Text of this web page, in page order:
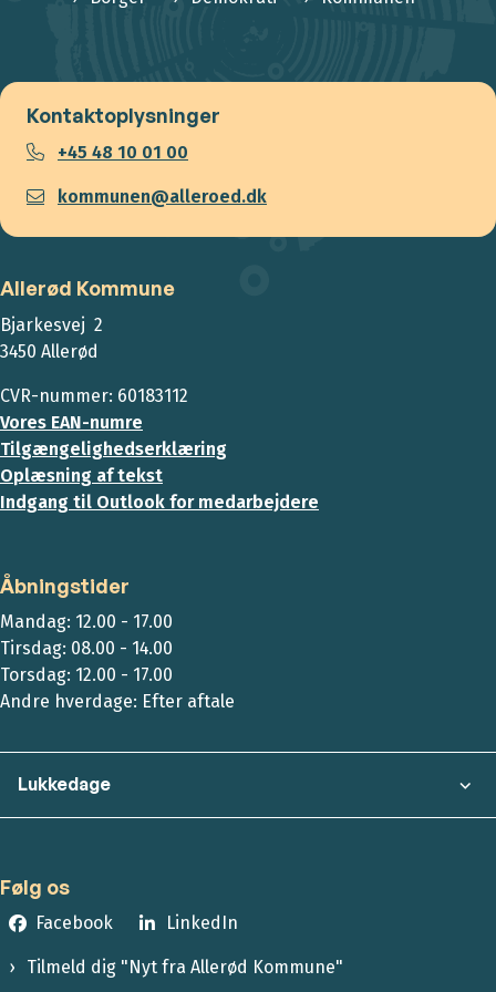
Kontaktoplysninger
+45 48 10 01 00
kommunen@alleroed.dk
Allerød Kommune
Bjarkesvej 2
3450 Allerød
CVR-nummer: 60183112
Vores EAN-numre
Tilgængelighedserklæring
Oplæsning af tekst
Indgang til Outlook for medarbejdere
Åbningstider
Mandag: 12.00 - 17.00
Tirsdag: 08.00 - 14.00
Torsdag: 12.00 - 17.00
Andre hverdage: Efter aftale
Lukkedage
Følg os
Facebook LinkedIn
Tilmeld dig "Nyt fra Allerød Kommune"